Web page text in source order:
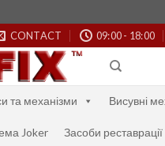
CONTACT 09:00 - 18:00
та механізми Висувні
Joker Засоби реставрації